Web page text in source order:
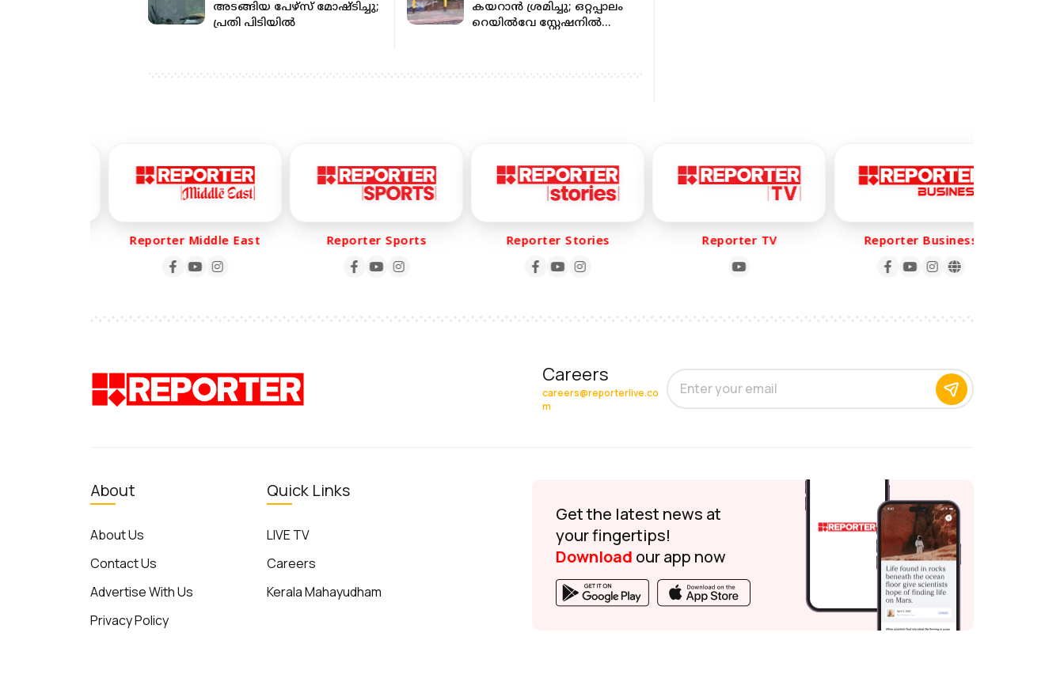
അടങ്ങിയ പേഴ്‌സ് മോഷ്ടിച്ചു;
പ്രതി പിടിയില്‍
കയറാന്‍ ശ്രമിച്ചു; ഒറ്റപ്പാലം
റെയില്‍വേ സ്റ്റേഷനില്‍
Reporter Middle East Reporter Sports Reporter Stories Reporter TV Reporter Business
Careers
careers@reporterlive.co
m
About
About Us
Contact Us
Advertise With Us
Privacy Policy
Quick Links
LIVE TV
Careers
Kerala Mahayudham
Get the latest news at
your fingertips!
Download our app now